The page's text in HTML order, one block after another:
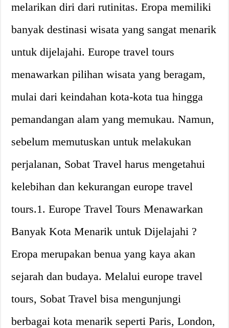
melarikan diri dari rutinitas. Eropa memiliki
banyak destinasi wisata yang sangat menarik
untuk dijelajahi. Europe travel tours
menawarkan pilihan wisata yang beragam,
mulai dari keindahan kota-kota tua hingga
pemandangan alam yang memukau. Namun,
sebelum memutuskan untuk melakukan
perjalanan, Sobat Travel harus mengetahui
kelebihan dan kekurangan europe travel
tours.1. Europe Travel Tours Menawarkan
Banyak Kota Menarik untuk Dijelajahi ?
Eropa merupakan benua yang kaya akan
sejarah dan budaya. Melalui europe travel
tours, Sobat Travel bisa mengunjungi
berbagai kota menarik seperti Paris, London,